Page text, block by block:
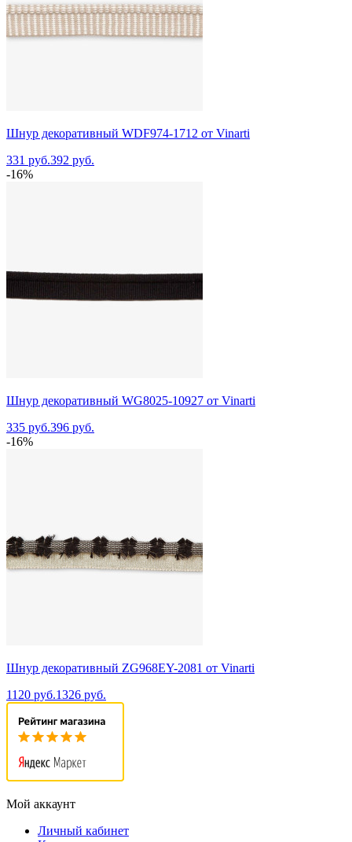
Шнур декоративный WDF974-1712 от Vinarti
331 руб.392 руб.
-16%
Шнур декоративный WG8025-10927 от Vinarti
335 руб.396 руб.
-16%
Шнур декоративный ZG968EY-2081 от Vinarti
1120 руб.1326 руб.
Мой аккаунт
Личный кабинет